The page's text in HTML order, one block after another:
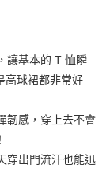
式。 讓您購物簡單
讓基本的 T 恤瞬
高球裙都非常好
韌感，穿上去不會
穿出門流汗也能迅